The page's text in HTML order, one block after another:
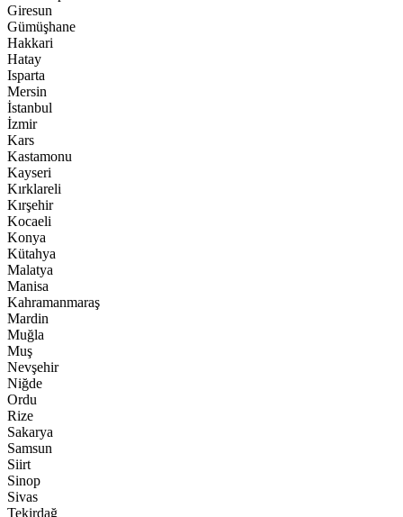
Giresun
Gümüşhane
Hakkari
Hatay
Isparta
Mersin
İstanbul
İzmir
Kars
Kastamonu
Kayseri
Kırklareli
Kırşehir
Kocaeli
Konya
Kütahya
Malatya
Manisa
Kahramanmaraş
Mardin
Muğla
Muş
Nevşehir
Niğde
Ordu
Rize
Sakarya
Samsun
Siirt
Sinop
Sivas
Tekirdağ